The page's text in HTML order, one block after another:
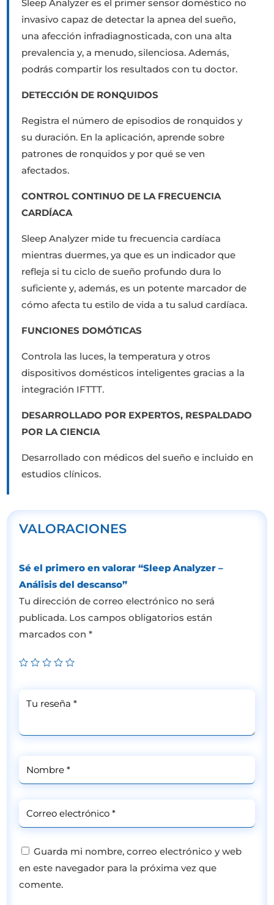
Sleep Analyzer es el primer sensor doméstico no
invasivo capaz de detectar la apnea del sueño,
una afección infradiagnosticada, con una alta
prevalencia y, a menudo, silenciosa. Además,
podrás compartir los resultados con tu doctor.
DETECCIÓN DE RONQUIDOS
Registra el número de episodios de ronquidos y
su duración. En la aplicación, aprende sobre
patrones de ronquidos y por qué se ven
afectados.
CONTROL CONTINUO DE LA FRECUENCIA
CARDÍACA
Sleep Analyzer mide tu frecuencia cardíaca
mientras duermes, ya que es un indicador que
refleja si tu ciclo de sueño profundo dura lo
suficiente y, además, es un potente marcador de
cómo afecta tu estilo de vida a tu salud cardíaca.
FUNCIONES DOMÓTICAS
Controla las luces, la temperatura y otros
dispositivos domésticos inteligentes gracias a la
integración IFTTT.
DESARROLLADO POR EXPERTOS, RESPALDADO
POR LA CIENCIA
Desarrollado con médicos del sueño e incluido en
estudios clínicos.
VALORACIONES
Sé el primero en valorar “Sleep Analyzer –
Análisis del descanso”
Tu dirección de correo electrónico no será
publicada. Los campos obligatorios están
marcados con*
Guarda mi nombre, correo electrónico y web
en este navegador para la próxima vez que
comente.